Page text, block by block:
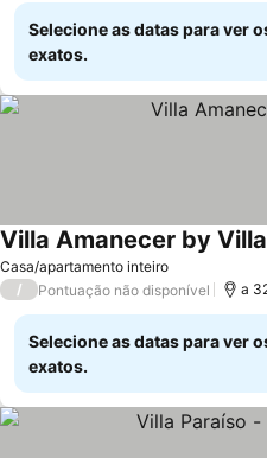
Selecione as datas para ver
exatos.
Casa/apartamento inteiro
Villa Amanecer by
/ Pontuação não disponível a
Selecione as datas para ver
exatos.